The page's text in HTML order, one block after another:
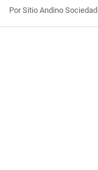
Por Sitio Andino Sociedad